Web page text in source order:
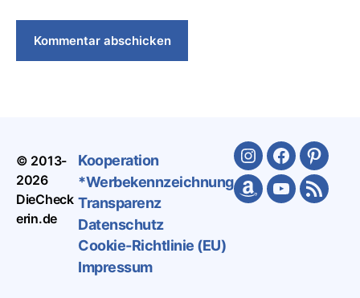
© 2013-
2026
DieCheck
erin.de
Kooperation
*Werbekennzeichnung
Transparenz
Datenschutz
Cookie-Richtlinie (EU)
Impressum
InstagramFacebook
AmazonYoutube
Feed